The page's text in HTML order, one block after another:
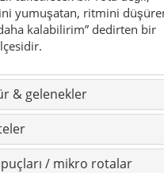
yumuşatan, ritmini
kalabilirim” dedirten bir
& gelenekler
/ mikro rotalar